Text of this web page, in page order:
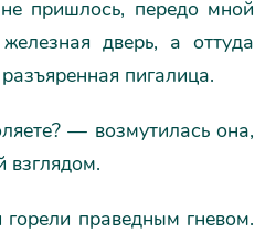
пришлось, передо мной
дверь, а оттуда
пигалица.
— возмутилась она,
взглядом.
праведным гневом.